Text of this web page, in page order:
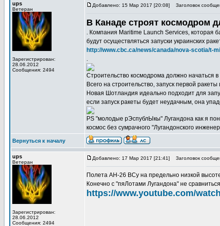
ups
Ветеран
Зарегистрирован:
28.06.2012
Сообщения: 2494
Добавлено: 15 Мар 2017 [20:08] Заголовок
В Канаде строят космодром
. Компания Maritime Launch Services, которая
будут осуществляться запуски украинских
http://www.cbc.ca/news/canada/nova-scotia/
.
Строительство космодрома должно начаться
Всего на строительство, запуск первой
Новая Шотландия идеально подходит для
если запуск ракеты будет неудачным, она
PS "молодые рЭспублЫкы" Лугандона как я
космос без сумрачного "Лугандонского
Вернуться к началу
ups
Ветеран
Зарегистрирован:
28.06.2012
Сообщения: 2494
Добавлено: 17 Мар 2017 [21:41] Заголовок
Полета АН-26 ВСу на предельно низкой
Конечно с "пяЛотами Лугандона" не
https://www.youtube.com/